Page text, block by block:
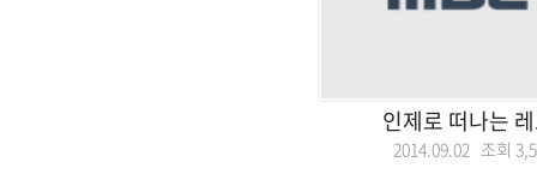
인제로 떠나는
2014.09.02 조회